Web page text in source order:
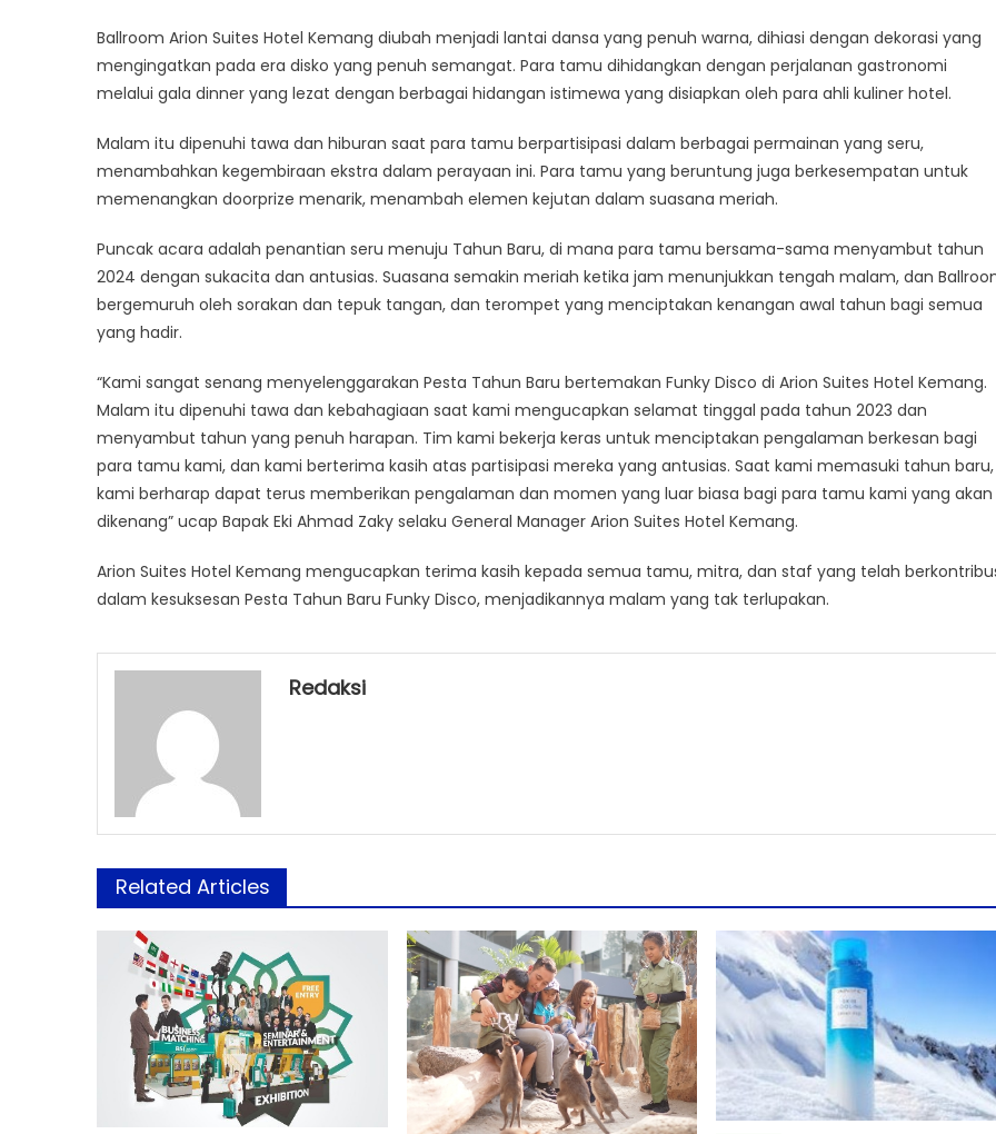
Ballroom Arion Suites Hotel Kemang diubah menjadi lantai dansa yang penuh warna, dihiasi dengan dekorasi yang
mengingatkan pada era disko yang penuh semangat. Para tamu dihidangkan dengan perjalanan gastronomi
melalui gala dinner yang lezat dengan berbagai hidangan istimewa yang disiapkan oleh para ahli kuliner hotel.
Malam itu dipenuhi tawa dan hiburan saat para tamu berpartisipasi dalam berbagai permainan yang seru,
menambahkan kegembiraan ekstra dalam perayaan ini. Para tamu yang beruntung juga berkesempatan untuk
memenangkan doorprize menarik, menambah elemen kejutan dalam suasana meriah.
Puncak acara adalah penantian seru menuju Tahun Baru, di mana para tamu bersama-sama menyambut tahun
2024 dengan sukacita dan antusias. Suasana semakin meriah ketika jam menunjukkan tengah malam, dan
bergemuruh oleh sorakan dan tepuk tangan, dan terompet yang menciptakan kenangan awal tahun bagi semua
yang hadir.
“Kami sangat senang menyelenggarakan Pesta Tahun Baru bertemakan Funky Disco di Arion Suites Hotel Kemang.
Malam itu dipenuhi tawa dan kebahagiaan saat kami mengucapkan selamat tinggal pada tahun 2023 dan
menyambut tahun yang penuh harapan. Tim kami bekerja keras untuk menciptakan pengalaman berkesan bagi
para tamu kami, dan kami berterima kasih atas partisipasi mereka yang antusias. Saat kami memasuki tahun baru,
kami berharap dapat terus memberikan pengalaman dan momen yang luar biasa bagi para tamu kami yang akan
dikenang” ucap Bapak Eki Ahmad Zaky selaku General Manager Arion Suites Hotel Kemang.
Arion Suites Hotel Kemang mengucapkan terima kasih kepada semua tamu, mitra, dan staf yang telah
dalam kesuksesan Pesta Tahun Baru Funky Disco, menjadikannya malam yang tak terlupakan.
Redaksi
Related Articles